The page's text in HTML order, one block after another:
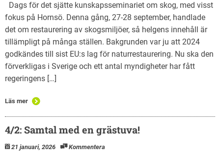
Dags för det sjätte kunskapsseminariet om skog, med visst
fokus på Hornsö. Denna gång, 27-28 september, handlade
det om restaurering av skogsmiljöer, så helgens innehåll är
tillämpligt på många ställen. Bakgrunden var ju att 2024
godkändes till sist EU:s lag för naturrestaurering. Nu ska den
förverkligas i Sverige och ett antal myndigheter har fått
regeringens […]
Läs mer
4/2: Samtal med en grästuva!
21 januari, 2026 Kommentera